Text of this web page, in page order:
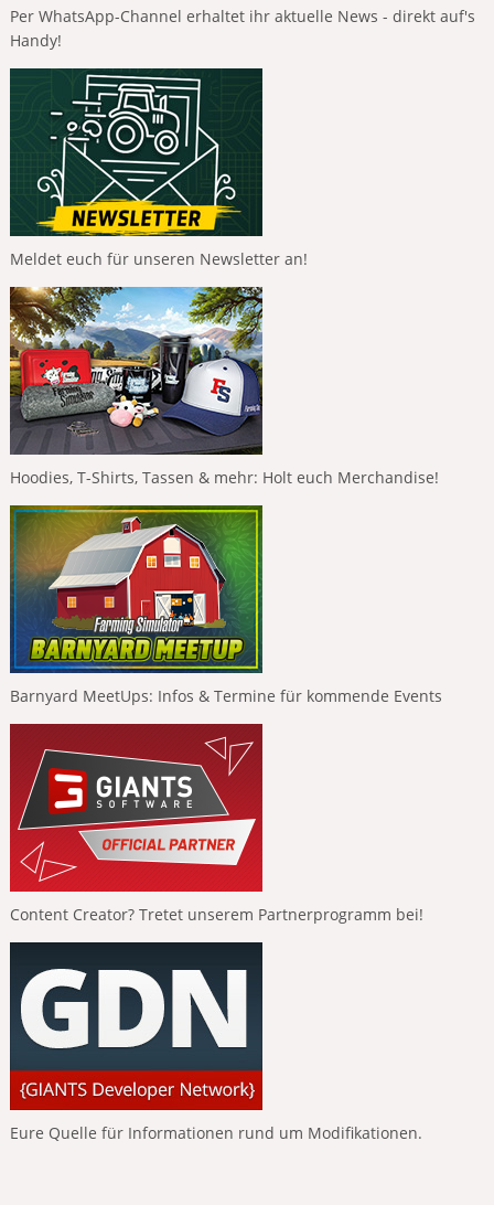
Per WhatsApp-Channel erhaltet ihr aktuelle News - direkt auf's
Handy!
Meldet euch für unseren Newsletter an!
Hoodies, T-Shirts, Tassen & mehr: Holt euch Merchandise!
Barnyard MeetUps: Infos & Termine für kommende Events
Content Creator? Tretet unserem Partnerprogramm bei!
Eure Quelle für Informationen rund um Modifikationen.